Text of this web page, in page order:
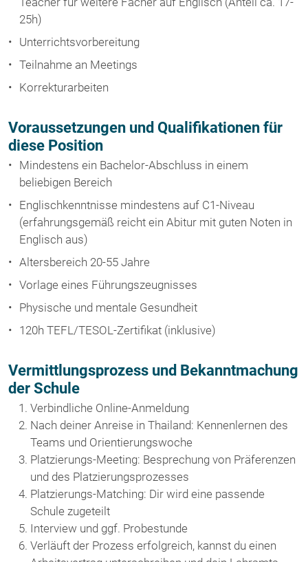
25h)
Unterrichtsvorbereitung
Teilnahme an Meetings
Korrekturarbeiten
Voraussetzungen und Qualifikationen für
diese Position
Mindestens ein Bachelor-Abschluss in einem
beliebigen Bereich
Englischkenntnisse mindestens auf C1-Niveau
(erfahrungsgemäß reicht ein Abitur mit guten Noten in
Englisch aus)
Altersbereich 20-55 Jahre
Vorlage eines Führungszeugnisses
Physische und mentale Gesundheit
120h TEFL/TESOL-Zertifikat (inklusive)
Vermittlungsprozess und Bekanntmachung
der Schule
Verbindliche Online-Anmeldung
Nach deiner Anreise in Thailand: Kennenlernen des
Teams und Orientierungswoche
Platzierungs-Meeting: Besprechung von Präferenzen
und des Platzierungsprozesses
Platzierungs-Matching: Dir wird eine passende
Schule zugeteilt
Interview und ggf. Probestunde
Verläuft der Prozess erfolgreich, kannst du einen